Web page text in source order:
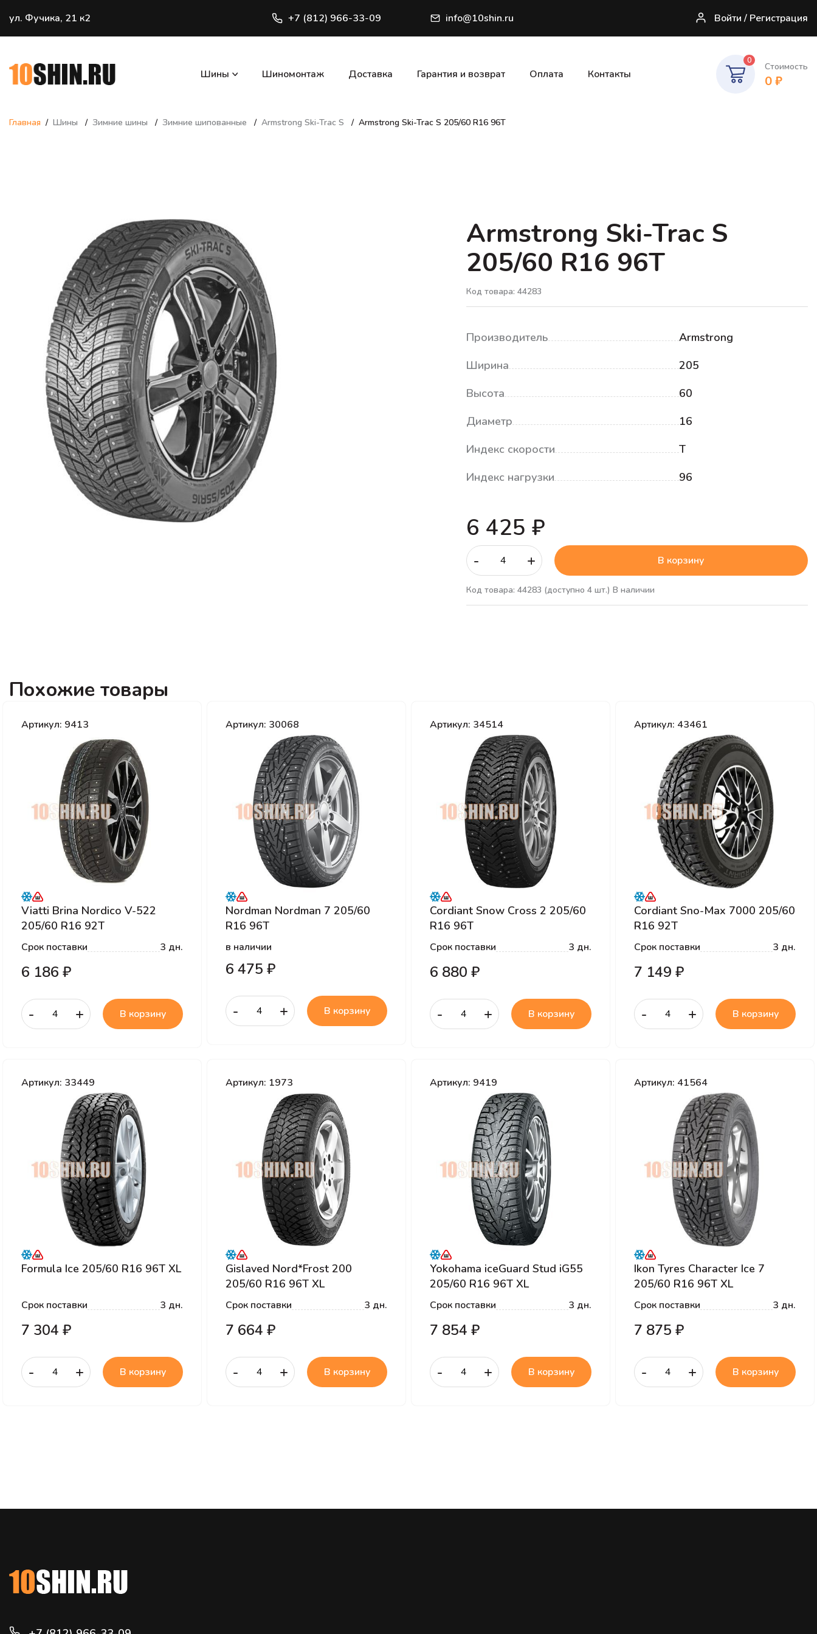
ул. Фучика, 21 к2 +7 (812) 966-33-09 info@10shin.ru Войти / Регистрация
Шины Шиномонтаж Доставка Гарантия и возврат Оплата Контакты
0
Стоимость
0₽
Главная Шины Зимние шины Зимние шипованные Armstrong Ski-Trac S Armstrong Ski-Trac S 205/60 R16 96T
Armstrong Ski-Trac S
205/60 R16 96T
Код товара: 44283
Производитель
Armstrong
Ширина
205
Высота
60
Диаметр
16
Индекс скорости
T
Индекс нагрузки
96
6 425 ₽
- + В корзину
Код товара: 44283 (доступно 4 шт.) В наличии
Похожие товары
Артикул: 9413
Viatti Brina Nordico V-522
205/60 R16 92T
Срок поставки 3 дн.
6 186 ₽
- + В корзину
Артикул: 30068
Nordman Nordman 7 205/60
R16 96T
в наличии
6 475 ₽
- + В корзину
Артикул: 34514
Cordiant Snow Cross 2 205/60
R16 96T
Срок поставки 3 дн.
6 880 ₽
- + В корзину
Артикул: 43461
Cordiant Sno-Max 7000 205/60
R16 92T
Срок поставки 3 дн.
7 149 ₽
- + В корзину
Артикул: 33449
Formula Ice 205/60 R16 96T XL
Срок поставки 3 дн.
7 304 ₽
- + В корзину
Артикул: 1973
Gislaved Nord*Frost 200
205/60 R16 96T XL
Срок поставки 3 дн.
7 664 ₽
- + В корзину
Артикул: 9419
Yokohama iceGuard Stud iG55
205/60 R16 96T XL
Срок поставки 3 дн.
7 854 ₽
- + В корзину
Артикул: 41564
Ikon Tyres Character Ice 7
205/60 R16 96T XL
Срок поставки 3 дн.
7 875 ₽
- + В корзину